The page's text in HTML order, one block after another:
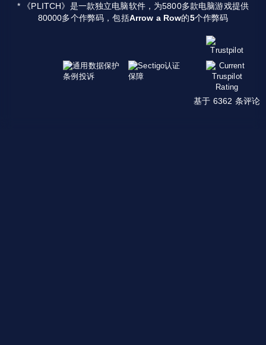
* 《PLITCH》是一款独立电脑软件，为5800多款电脑游戏提供
80000多个作弊码，包括Arrow a Row的5个作弊码
基于 6362 条评论